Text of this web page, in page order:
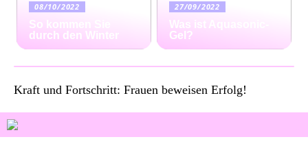
08/10/2022
So kommen Sie
durch den Winter
27/09/2022
Was ist Aquasonic-
Gel?
Kraft und Fortschritt: Frauen beweisen Erfolg!